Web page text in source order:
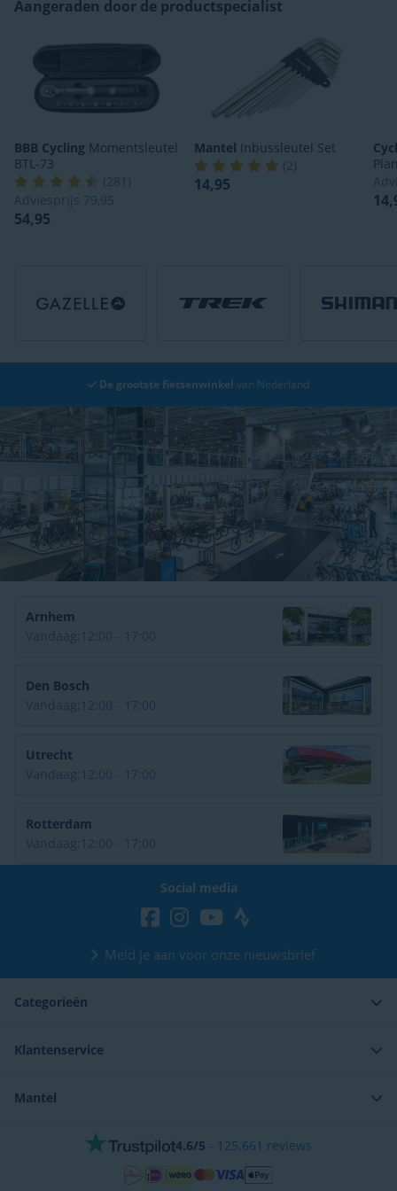
Aangeraden door de productspecialist
BBB Cycling Momentsleutel
BTL-73
(281
Adviesprijs 79,95
54,95
Mantel Inbussleutel Set
(2
14,95
Gratis bezorgingvanaf € 49,-*
Arnhem
Den Bosch
Utrecht
Rotterdam
Social media
Meld je aan voor onze nieuwsbrief
Categorieën
Klantenservice
Mantel
4.6/5 - 125.661 reviews